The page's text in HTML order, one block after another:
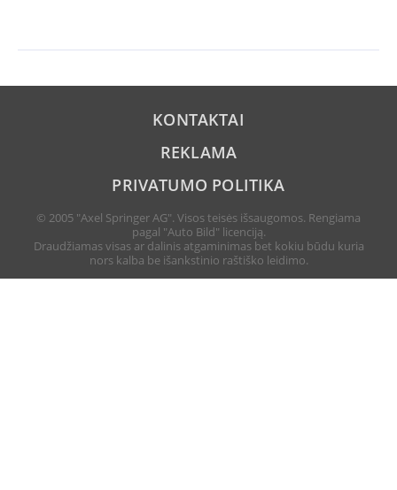
KONTAKTAI
REKLAMA
PRIVATUMO POLITIKA
© 2005 "Axel Springer AG". Visos teisės išsaugomos. Rengiama
pagal "Auto Bild" licenciją.
Draudžiamas visas ar dalinis atgaminimas bet kokiu būdu kuria
nors kalba be išankstinio raštiško leidimo.